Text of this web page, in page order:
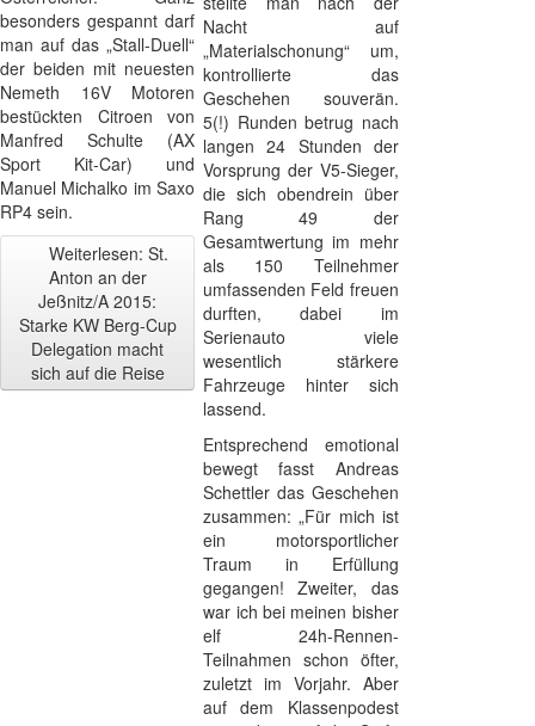
besonders gespannt darf
man auf das „Stall-Duell“
der beiden mit neuesten
Nemeth 16V Motoren
bestückten Citroen von
Manfred Schulte (AX
Sport Kit-Car) und
Manuel Michalko im Saxo
RP4 sein.
Weiterlesen: St.
Anton an der
Jeßnitz/A 2015:
Starke KW Berg-Cup
Delegation macht
sich auf die Reise
Nacht auf
„Materialschonung“ um,
kontrollierte das
Geschehen souverän.
5(!) Runden betrug nach
langen 24 Stunden der
Vorsprung der V5-Sieger,
die sich obendrein über
Rang 49 der
Gesamtwertung im mehr
als 150 Teilnehmer
umfassenden Feld freuen
durften, dabei im
Serienauto viele
wesentlich stärkere
Fahrzeuge hinter sich
lassend.
Entsprechend emotional
bewegt fasst Andreas
Schettler das Geschehen
zusammen: „Für mich ist
ein motorsportlicher
Traum in Erfüllung
gegangen! Zweiter, das
war ich bei meinen bisher
elf 24h-Rennen-
Teilnahmen schon öfter,
zuletzt im Vorjahr. Aber
auf dem Klassenpodest